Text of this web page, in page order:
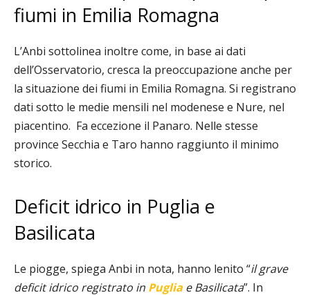
fiumi in Emilia Romagna
L’Anbi sottolinea inoltre come, in base ai dati
dell’Osservatorio, cresca la preoccupazione anche per
la situazione dei fiumi in Emilia Romagna. Si registrano
dati sotto le medie mensili nel modenese e Nure, nel
piacentino. Fa eccezione il Panaro. Nelle stesse
province Secchia e Taro hanno raggiunto il minimo
storico.
Deficit idrico in Puglia e
Basilicata
Le piogge, spiega Anbi in nota, hanno lenito “il grave
deficit idrico registrato in Puglia e Basilicata”. In